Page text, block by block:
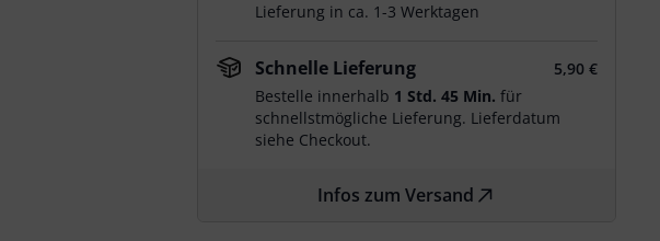
Lieferung in ca. 1-3 Werktagen
Schnelle Lieferung
5,90 €
Bestelle innerhalb 1 Std. 45 Min. für
schnellstmögliche Lieferung. Lieferdatum
siehe Checkout.
Infos zum Versand